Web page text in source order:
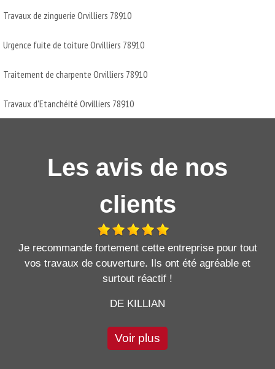
Travaux de zinguerie Orvilliers 78910
Urgence fuite de toiture Orvilliers 78910
Traitement de charpente Orvilliers 78910
Travaux d'Etanchéité Orvilliers 78910
Les avis de nos
clients
Je recommande fortement cette entreprise pour tout
vos travaux de couverture. Ils ont été agréable et
surtout réactif !
DE KILLIAN
Voir plus